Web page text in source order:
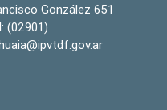
González 651
(02901)